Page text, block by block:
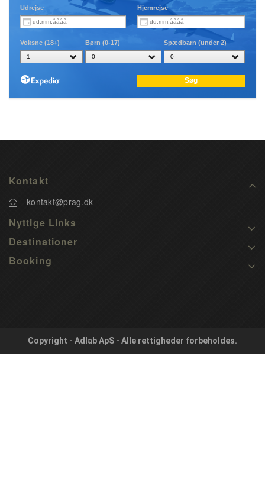
Kontakt
kontakt@prag.dk
Nyttige Links
Destinationer
Booking
Copyright - Adlab ApS - Alle rettigheder forbeholdes.